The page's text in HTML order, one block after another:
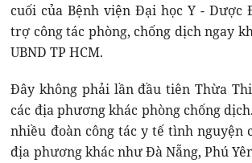
cuối của Bệnh viện Đại học Y - Dược
trợ công tác phòng, chống dịch ngay
UBND TP HCM.
Đây không phải lần đầu tiên Thừa
các địa phương khác phòng chống
nhiều đoàn công tác y tế tình nguyện
địa phương khác như Đà Nẵng, Phú